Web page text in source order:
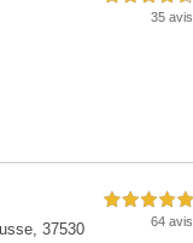
35 avis
37530
5,0 étoiles sur 5
64 avis